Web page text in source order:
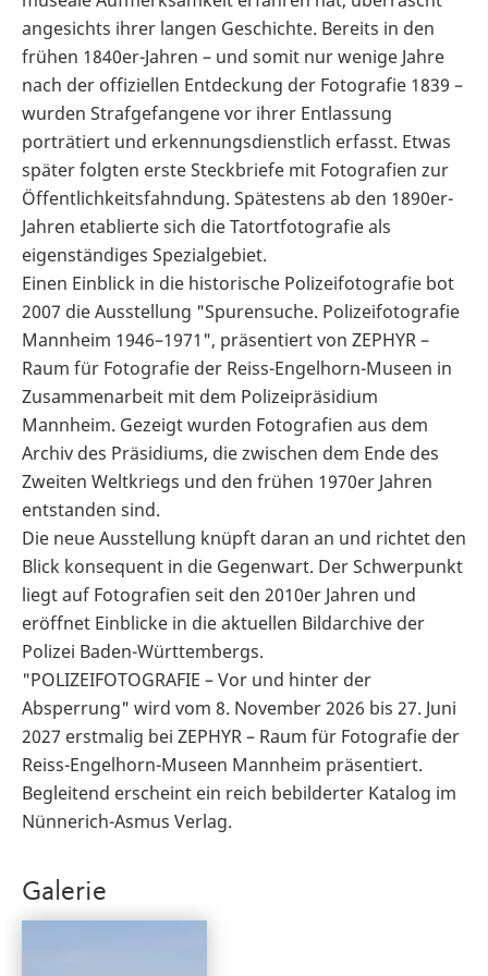
angesichts ihrer langen Geschichte. Bereits in den
frühen 1840er-Jahren – und somit nur wenige Jahre
nach der offiziellen Entdeckung der Fotografie 1839 –
wurden Strafgefangene vor ihrer Entlassung
porträtiert und erkennungsdienstlich erfasst. Etwas
später folgten erste Steckbriefe mit Fotografien zur
Öffentlichkeitsfahndung. Spätestens ab den 1890er-
Jahren etablierte sich die Tatortfotografie als
eigenständiges Spezialgebiet.
Einen Einblick in die historische Polizeifotografie bot
2007 die Ausstellung "Spurensuche. Polizeifotografie
Mannheim 1946–1971", präsentiert von ZEPHYR –
Raum für Fotografie der Reiss-Engelhorn-Museen in
Zusammenarbeit mit dem Polizeipräsidium
Mannheim. Gezeigt wurden Fotografien aus dem
Archiv des Präsidiums, die zwischen dem Ende des
Zweiten Weltkriegs und den frühen 1970er Jahren
entstanden sind.
Die neue Ausstellung knüpft daran an und richtet den
Blick konsequent in die Gegenwart. Der Schwerpunkt
liegt auf Fotografien seit den 2010er Jahren und
eröffnet Einblicke in die aktuellen Bildarchive der
Polizei Baden-Württembergs.
"POLIZEIFOTOGRAFIE – Vor und hinter der
Absperrung" wird vom 8. November 2026 bis 27. Juni
2027 erstmalig bei ZEPHYR – Raum für Fotografie der
Reiss-Engelhorn-Museen Mannheim präsentiert.
Begleitend erscheint ein reich bebilderter Katalog im
Nünnerich-Asmus Verlag.
Galerie